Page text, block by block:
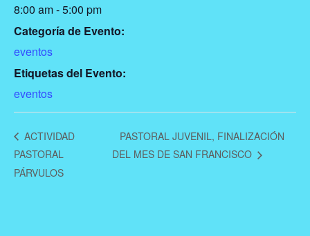
8:00 am - 5:00 pm
Categoría de Evento:
eventos
Etiquetas del Evento:
eventos
ACTIVIDAD
PASTORAL
PÁRVULOS
PASTORAL JUVENIL, FINALIZACIÓN
DEL MES DE SAN FRANCISCO